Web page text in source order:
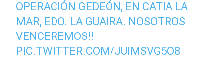
OPERACIÓN GEDEÓN, EN CATIA LA
MAR, EDO. LA GUAIRA. NOSOTROS
VENCEREMOS!!
PIC.TWITTER.COM/JUIMSVG5O8